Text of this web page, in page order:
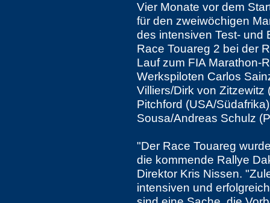
Vier Monate vor dem
für den zweiwöchigen
des intensiven Test- und
Race Touareg 2 bei der
Lauf zum FIA Marathon-
Werkspiloten Carlos
Villiers/Dirk von
Pitchford (USA/
Sousa/Andreas Schulz
"Der Race Touareg
die kommende Rallye
Direktor Kris Nissen.
intensiven und